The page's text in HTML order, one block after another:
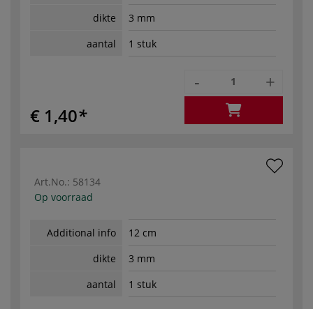
dikte
3 mm
aantal
1 stuk
€ 1,40
- +
Art.No.: 58134
Op voorraad
Additional info
12 cm
dikte
3 mm
aantal
1 stuk